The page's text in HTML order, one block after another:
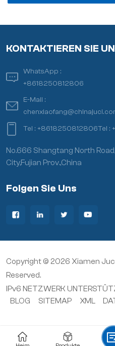
KONTAKTIEREN SIE
WhatsApp :
+8618250812806
E-Mail :
Tel :+8618250812806Tel :
No.666 Shangtang North
City,Fujian Prov.,China
Folgen Sie Uns
Copyright © 2026 Xiamen
Reserved.
IPv6 NETZWERK
BLOG
SITEMAP XML